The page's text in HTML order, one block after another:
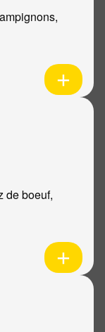
de boeuf,